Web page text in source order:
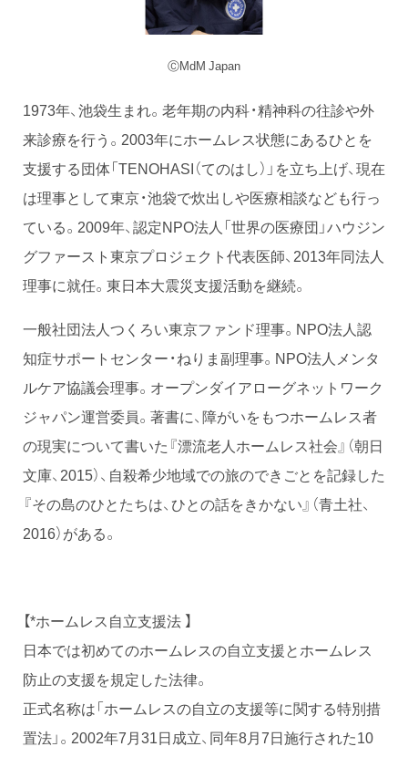
ⒸMdM Japan
1973年、池袋生まれ。老年期の内科・精神科の往診や外
来診療を行う。2003年にホームレス状態にあるひとを
支援する団体「TENOHASI（てのはし）」を立ち上げ、現在
は理事として東京・池袋で炊出しや医療相談なども行っ
ている。2009年、認定NPO法人「世界の医療団」ハウジン
グファースト東京プロジェクト代表医師、2013年同法人
理事に就任。東日本大震災支援活動を継続。
一般社団法人つくろい東京ファンド理事。NPO法人認
知症サポートセンター・ねりま副理事。NPO法人メンタ
ルケア協議会理事。オープンダイアローグネットワーク
ジャパン運営委員。著書に、障がいをもつホームレス者
の現実について書いた『漂流老人ホームレス社会』（朝日
文庫、2015）、自殺希少地域での旅のできごとを記録した
『その島のひとたちは、ひとの話をきかない』（青土社、
2016）がある。
【*ホームレス自立支援法 】
日本では初めてのホームレスの自立支援とホームレス
防止の支援を規定した法律。
正式名称は「ホームレスの自立の支援等に関する特別措
置法」。2002年7月31日成立、同年8月7日施行された10